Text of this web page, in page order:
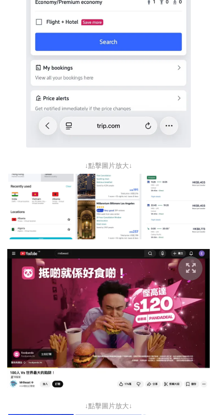
↓點擊圖片放大↓
↓點擊圖片放大↓